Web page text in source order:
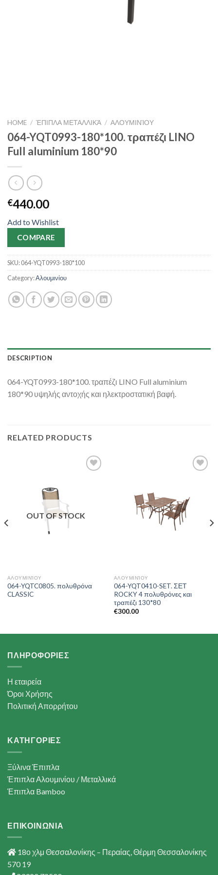
HOME / ΈΠΙΠΛΑ ΜΕΤΑΛΛΙΚΆ / ΑΛΟΥΜΙΝΊΟΥ
064-YQT0993-180*100. τραπέζι LINO
Full aluminium 180*90
€440.00
Add to Wishlist
COMPARE
SKU:064-YQT0993-180*100
Category:Αλουμινίου
DESCRIPTION
064-YQT0993-180*100. τραπέζι LINO Full aluminium
180*90 υψηλής αντοχής και ηλεκτροστατική βαφή.
RELATED PRODUCTS
OUT OF STOCK
ΑΛΟΥΜΙΝΊΟΥ
064-YQTC0805. πολυθρόνα
CLASSIC
ΑΛΟΥΜΙΝΊΟΥ
064-YQT0410-SET. ΣΕΤ
ROCKY 4 πολυθρόνες και
τραπέζι 130*80
€300.00
ΠΛΗΡΟΦΟΡΙΕΣ
Η εταιρεία
Όροι Χρήσης
Πολιτική Απορρήτου
ΚΑΤΗΓΟΡΙΕΣ
Ξύλινα Έπιπλα
Έπιπλα Αλουμινίου / Μεταλλικά
Έπιπλα Bamboo
ΕΠΙΚΟΙΝΩΝΙΑ
18ο χλμ Θεσσαλονίκης – Περαίας, Θέρμη Θεσσαλονίκης
570 19